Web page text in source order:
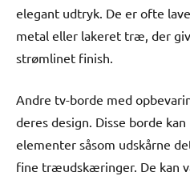
elegant udtryk. De er ofte
metal eller lakeret træ, der
strømlinet finish.
Andre tv-borde med
deres design. Disse borde
elementer såsom udskårne
fine træudskæringer. De kan